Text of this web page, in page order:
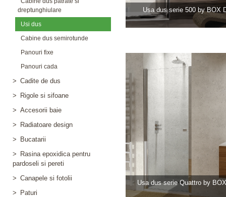
dreptunghiulare
Usi dus
Cabine dus semirotunde
Panouri fixe
Panouri cada
> Cadite de dus
>
Rigole si sifoane
> Accesorii baie
>
Radiatoare design
>
Bucatarii
>
Rasina epoxidica pentru
pardoseli si pereti
> Canapele si fotolii
>
Paturi
Usa dus serie 500 by BOX
Usa dus serie Quattro by